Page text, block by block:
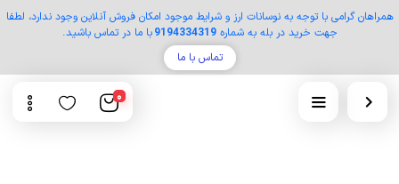
همراهان گرامی با توجه به نوسانات ارز و شرایط موجود امکان فروش آنلاین وجود ندارد، لطفا
جهت خرید در بله به شماره9194334319با ما در تماس باشید.
تماس با ما
0